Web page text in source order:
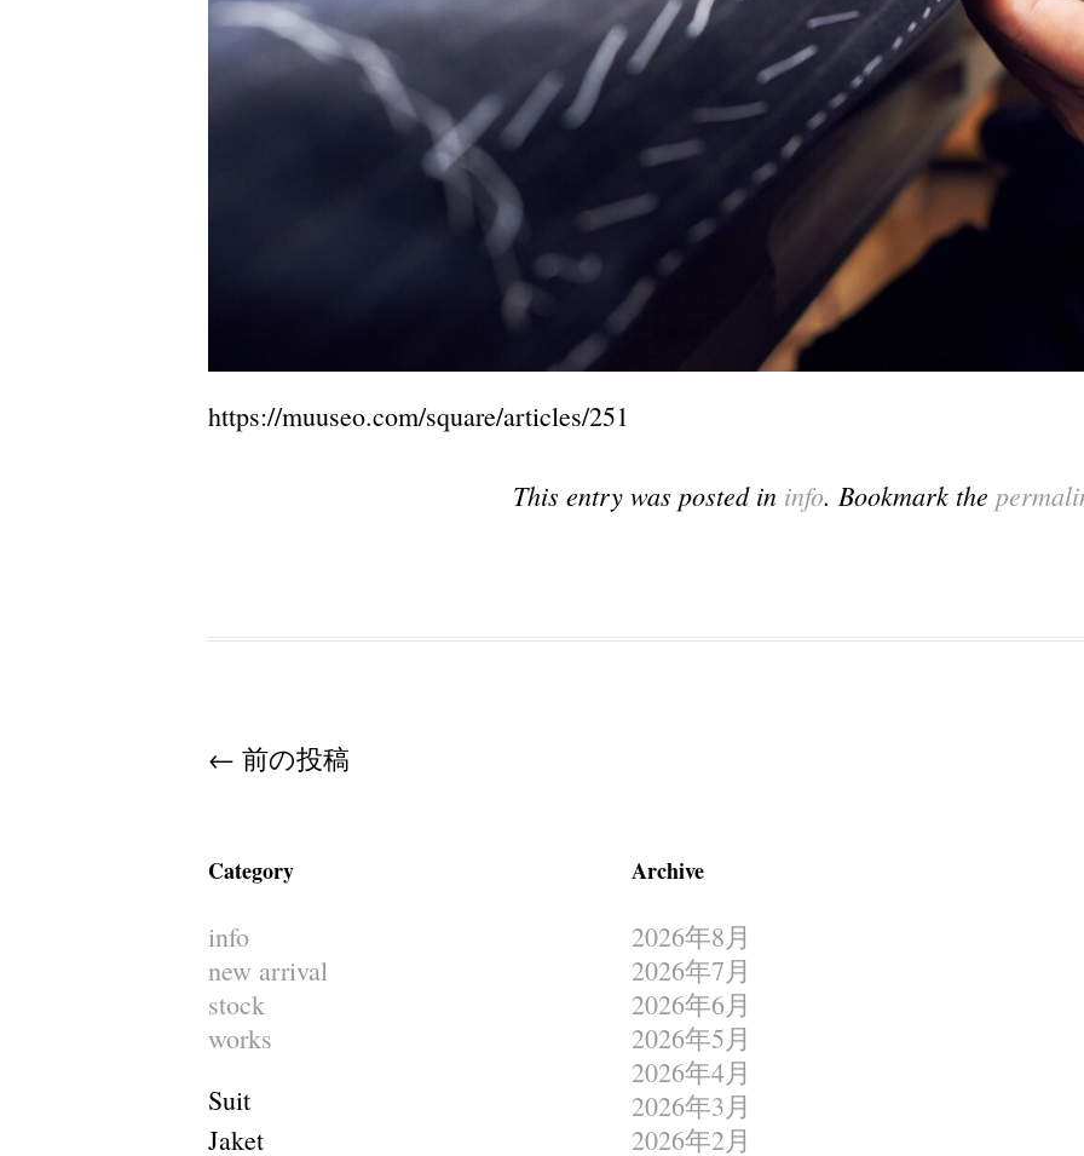
https://muuseo.com/square/articles/251
This entry was posted in info. Bookmark the
Post navigation
← 前の投稿
Category
info
new arrival
stock
works
Suit
Jaket
Archive
2026年8月
2026年7月
2026年6月
2026年5月
2026年4月
2026年3月
2026年2月